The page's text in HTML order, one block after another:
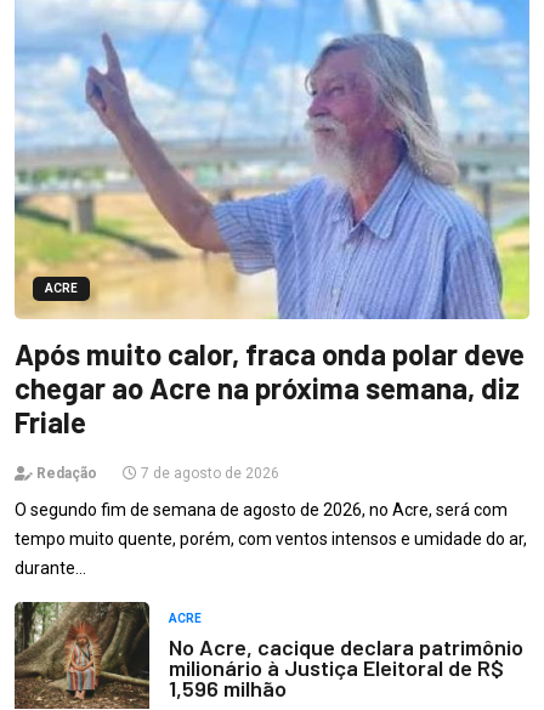
ACRE
Após muito calor, fraca onda polar deve
chegar ao Acre na próxima semana, diz
Friale
Redação 7 de agosto de 2026
O segundo fim de semana de agosto de 2026, no Acre, será com
tempo muito quente, porém, com ventos intensos e umidade do ar,
durante…
ACRE
No Acre, cacique declara patrimônio
milionário à Justiça Eleitoral de R$
1,596 milhão